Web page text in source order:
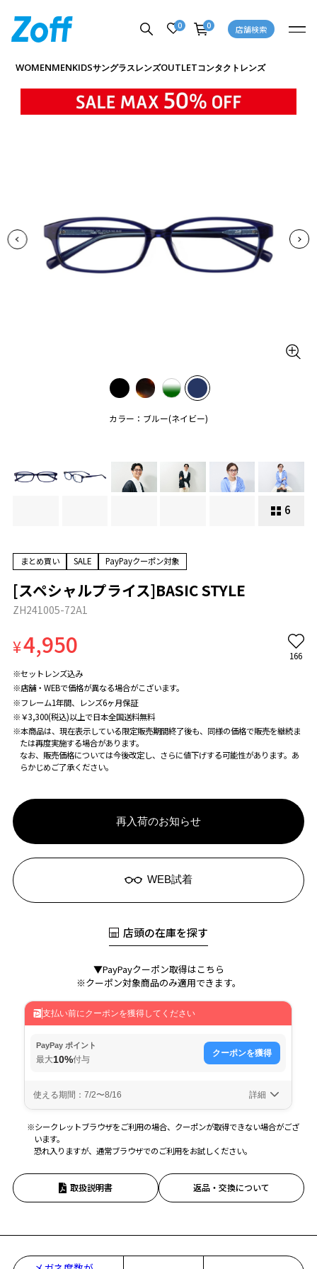
0 0 店舗検索
WOMENMENKIDSサングラスレンズOUTLETコンタクトレンズ
カラー：ブルー(ネイビー)
6
商品詳細ページへ
まとめ買い SALE PayPayクーポン対象
[スペシャルプライス]BASIC STYLE
ZH241005-72A1
¥4,950
166
※セットレンズ込み
※店舗・WEBで価格が異なる場合がこざいます。
※フレーム1年間、レンズ6ヶ月保証
※￥3,300(税込)以上で日本全国送料無料
※本商品は、現在表示している限定販売期間終了後も、同様の価格で販売を継続ま
たは再度実施する場合があります。
なお、販売価格については今後改定し、さらに値下げする可能性があります。あ
らかじめご了承ください。
再入荷のお知らせ
WEB試着
店頭の在庫を探す
▼PayPayクーポン取得はこちら
※クーポン対象商品のみ適用できます。
※シークレットブラウザをご利用の場合、クーポンが取得できない場合がござ
います。
恐れ入りますが、通常ブラウザでのご利用をお試しください。
取扱説明書 返品・交換について